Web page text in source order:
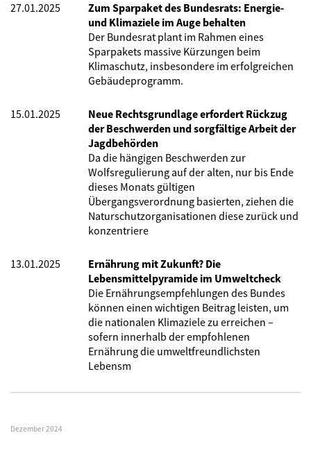
27.01.2025
Zum Sparpaket des Bundesrats: Energie-
und Klimaziele im Auge behalten
Der Bundesrat plant im Rahmen eines
Sparpakets massive Kürzungen beim
Klimaschutz, insbesondere im erfolgreichen
Gebäudeprogramm.
15.01.2025
Neue Rechtsgrundlage erfordert Rückzug
der Beschwerden und sorgfältige Arbeit der
Jagdbehörden
Da die hängigen Beschwerden zur
Wolfsregulierung auf der alten, nur bis Ende
dieses Monats gültigen
Übergangsverordnung basierten, ziehen die
Naturschutzorganisationen diese zurück und
konzentriere
13.01.2025
Ernährung mit Zukunft? Die
Lebensmittelpyramide im Umweltcheck
Die Ernährungsempfehlungen des Bundes
können einen wichtigen Beitrag leisten, um
die nationalen Klimaziele zu erreichen –
sofern innerhalb der empfohlenen
Ernährung die umweltfreundlichsten
Lebensm
Dezember 2024